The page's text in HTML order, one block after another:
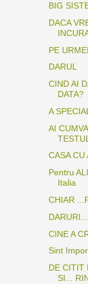
BIG
DACA
PE
DARUL
CIND AI
DATA?
A
AI
CASA CU
Pentru
Italia
CHIAR
CINE A
Sint
DE CITIT
SI...